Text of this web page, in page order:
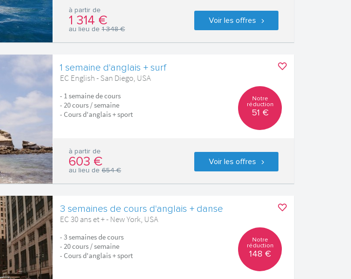
Voir les offres
à partir de
1 314 €
au lieu de1 348 €
1 semaine d'anglais + surf
EC English - San Diego, USA
- 1 semaine de cours
- 20 cours / semaine
- Cours d'anglais + sport
Notre
réduction
51 €
Voir les offres
à partir de
603 €
au lieu de654 €
3 semaines de cours d'anglais + danse
EC 30 ans et + - New York, USA
- 3 semaines de cours
- 20 cours / semaine
- Cours d'anglais + sport
Notre
réduction
148 €